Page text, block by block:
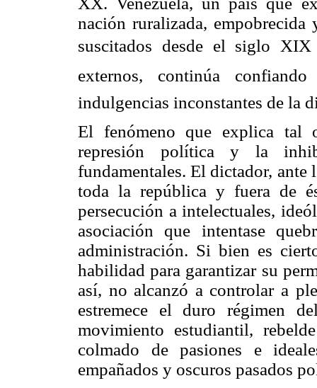
nación ruralizada,
suscitados desde el siglo XIX
externos, continúa
indulgencias inconstantes de la
El fenómeno que explica tal
represión política y la
fundamentales. El dictador, ante
toda la república y fuera de
persecución a intelectuales,
asociación que intentase
administración. Si bien es
habilidad para garantizar su
así, no alcanzó a controlar a
estremece el duro régimen
movimiento estudiantil,
colmado de pasiones e
empañados y oscuros pasados